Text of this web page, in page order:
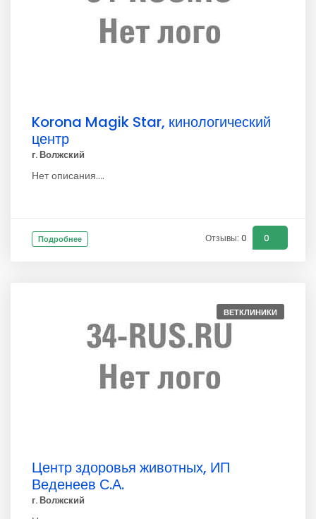
Korona Magik Star, кинологический
центр
г. Волжский
Нет описания....
Подробнее Отзывы: 0 0
ВЕТКЛИНИКИ
Центр здоровья животных, ИП
Веденеев С.А.
г. Волжский